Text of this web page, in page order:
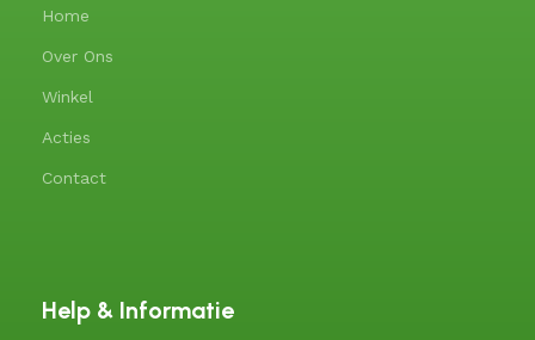
Home
Over Ons
Winkel
Acties
Contact
Help & Informatie